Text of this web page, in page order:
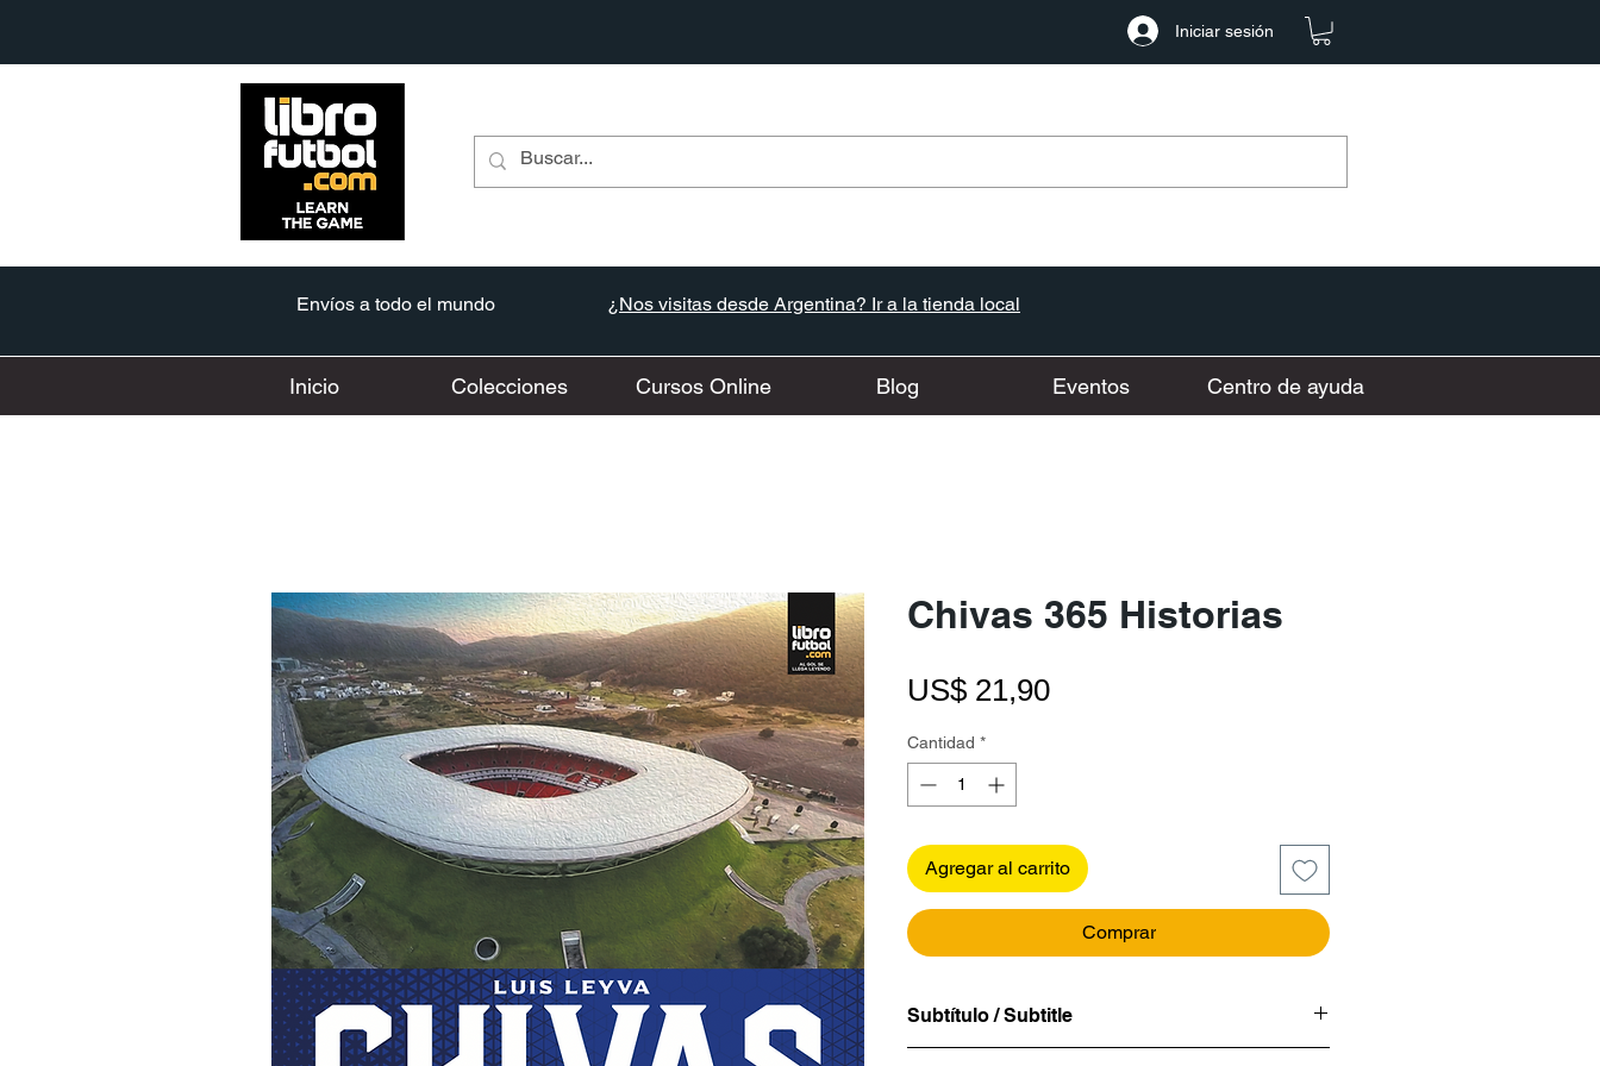
Iniciar sesión
Envíos a todo el mundo ¿Nos visitas desde Argentina? Ir a la tienda local
Inicio Colecciones Cursos Online Blog Eventos Centro de ayuda
Chivas 365 Historias
US$ 21,90Precio
Cantidad *
Agregar al carrito
Comprar
Subtítulo / Subtitle